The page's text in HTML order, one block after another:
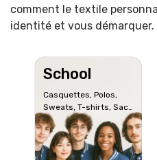
comment le textile
identité et vous démarquer.
School
Casquettes, Polos,
Sweats, T-shirts, Sacs
à dos...